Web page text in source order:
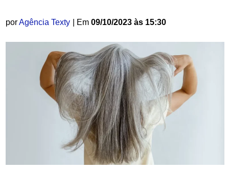
porAgência Texty | Em 09/10/2023 às 15:30